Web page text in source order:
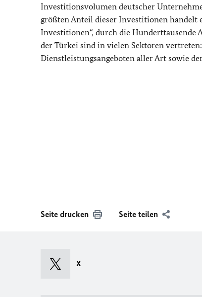
Investitionsvolumen deutscher
größten Anteil dieser Investitionen handelt
Investitionen“, durch die Hunderttausende
der Türkei sind in vielen Sektoren
Dienstleistungsangeboten aller Art sowie
Seite drucken Seite teilen
X